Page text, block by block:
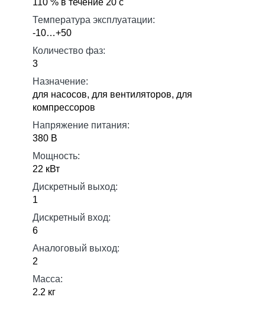
110 % в течение 20 с
Температура эксплуатации:
-10…+50
Количество фаз:
3
Назначение:
для насосов, для вентиляторов, для
компрессоров
Напряжение питания:
380 В
Мощность:
22 кВт
Дискретный выход:
1
Дискретный вход:
6
Аналоговый выход:
2
Масса:
2.2 кг